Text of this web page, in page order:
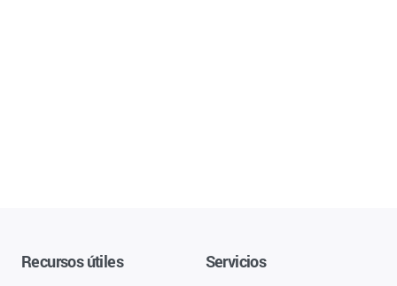
Recursos útiles Servicios